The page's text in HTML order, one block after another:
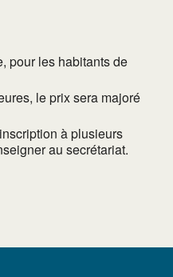
pour les habitants de
le prix sera majoré
à plusieurs
au secrétariat.